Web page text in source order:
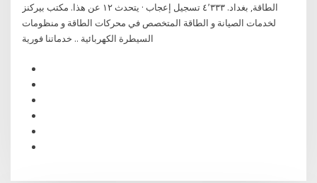
الطاقة‏, ‏بغداد‏. ‏‏٤٬٣٣٣‏ تسجيل إعجاب · يتحدث ‏١٢‏ عن هذا‏. ‏مكتب بيركنز
لخدمات الصيانة و الطاقة المتخصص في محركات الطاقة و منظومات
السيطرة الكهربائية .. خدماتنا فورية